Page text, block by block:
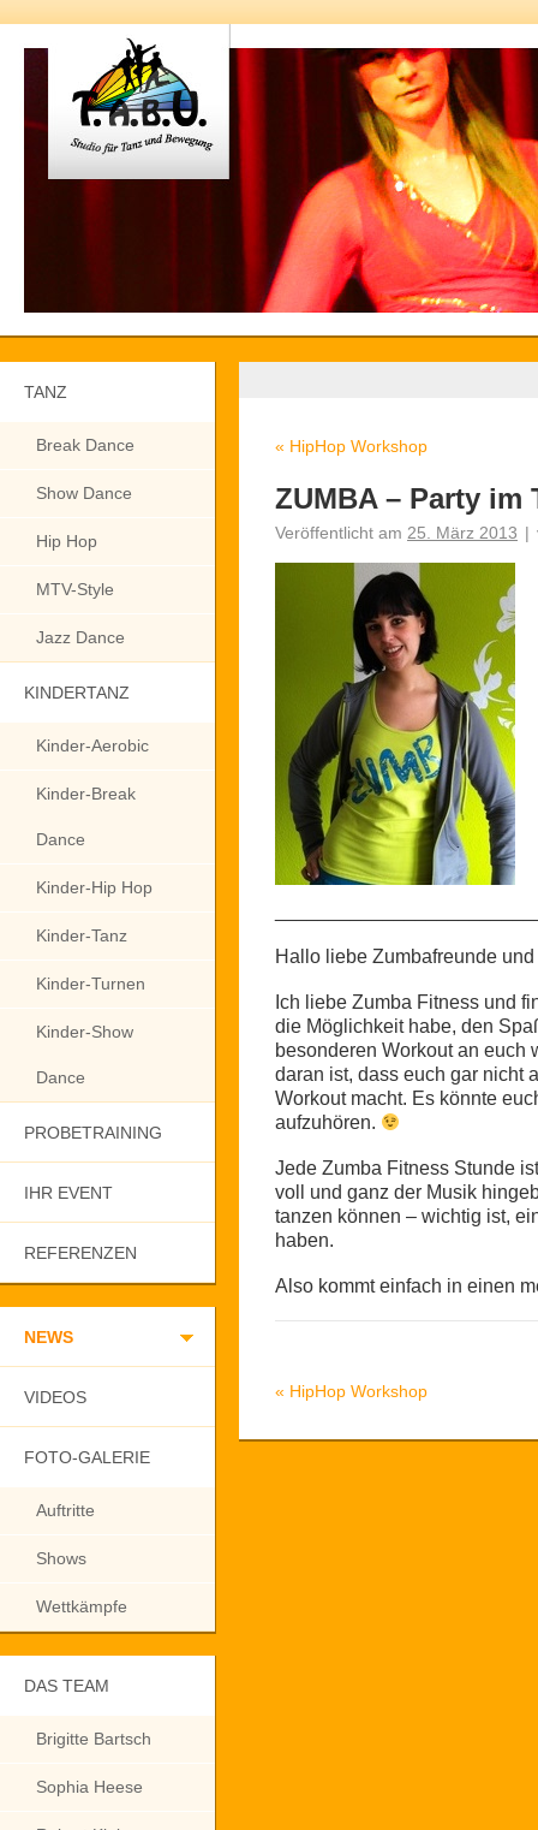
TANZ
Break Dance
Show Dance
Hip Hop
MTV-Style
Jazz Dance
KINDERTANZ
Kinder-Aerobic
Kinder-Break
Dance
Kinder-Hip Hop
Kinder-Tanz
Kinder-Turnen
Kinder-Show
Dance
PROBETRAINING
IHR EVENT
REFERENZEN
NEWS
VIDEOS
FOTO-GALERIE
Auftritte
Shows
Wettkämpfe
DAS TEAM
Brigitte Bartsch
Sophia Heese
« HipHop Workshop
ZUMBA – Party im
Veröffentlicht am 25. März 2013 |
Hallo liebe Zumbafreunde
Ich liebe Zumba Fitness und
die Möglichkeit habe, den
besonderen Workout an euch
daran ist, dass euch gar nicht
Workout macht. Es könnte
aufzuhören.
Jede Zumba Fitness Stunde
voll und ganz der Musik
tanzen können – wichtig ist,
haben.
Also kommt einfach in einen
« HipHop Workshop